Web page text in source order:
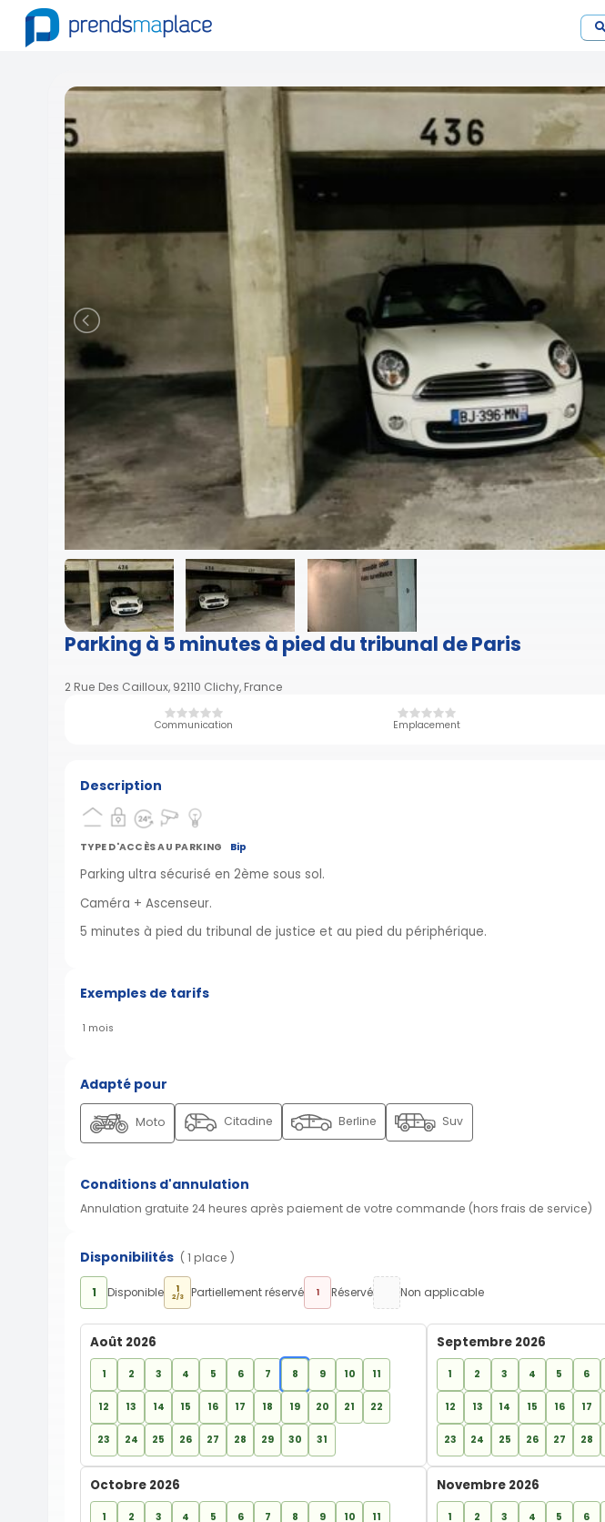
Parking à 5 minutes à pied du tribunal de Paris
2 Rue Des Cailloux, 92110 Clichy, France
Communication Emplacement
Description
TYPE D'ACCÈS AU PARKING Bip
Parking ultra sécurisé en 2ème sous sol.
Caméra + Ascenseur.
5 minutes à pied du tribunal de justice et au pied du périphérique.
Exemples de tarifs
1 mois
Adapté pour
Moto Citadine Berline Suv
Conditions d'annulation
Annulation gratuite 24 heures après paiement de votre commande (hors frais de service)
Disponibilités ( 1 place )
1 Disponible 1
2/3 Partiellement réservé 1 Réservé Non applicable
Août 2026
1 2 3 4 5 6 7 8 9 10 11
12 13 14 15 16 17 18 19 20 21 22
23 24 25 26 27 28 29 30 31
Septembre 2026
1 2 3 4 5 6
12 13 14 15 16 17
23 24 25 26 27 28
Octobre 2026
1 2 3 4 5 6 7 8 9 10 11
Novembre 2026
1 2 3 4 5 6